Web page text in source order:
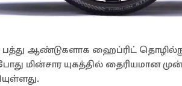
பத்து ஆண்டுகளாக ஹைப்ரிட்
மின்சார யுகத்தில் தைரியமான